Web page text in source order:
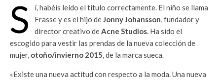
S
í, habéis leído el título correctamente. El niño se llama
Frasse y es el hijo deJonny Johansson, fundador y
director creativo deAcne Studios. Ha sido el
escogido para vestir las prendas de la nueva colección de
mujer, otoño/invierno 2015, de la marca sueca.
«Existe una nueva actitud con respecto a la moda. Una nueva